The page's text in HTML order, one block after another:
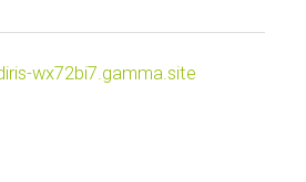
wx72bi7.gamma.site